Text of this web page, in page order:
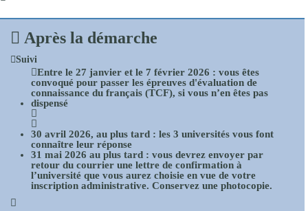
Après la démarche
Suivi
Entre le 27 janvier et le 7 février 2026 : vous êtes
convoqué pour passer les épreuves d'évaluation de
connaissance du français (TCF), si vous n’en êtes pas
dispensé
30 avril 2026, au plus tard : les 3 universités vous font
connaître leur réponse
31 mai 2026 au plus tard : vous devrez envoyer par
retour du courrier une lettre de confirmation à
l’université que vous aurez choisie en vue de votre
inscription administrative. Conservez une photocopie.